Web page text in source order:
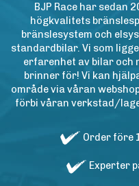
BJP Race har sedan
högkvalitets
bränslesystem och
standardbilar. Vi som
erfarenhet av bilar och
brinner för! Vi kan
område via våran
förbi våran verkstad/
Order före
Experter